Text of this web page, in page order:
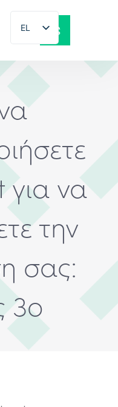
EL
EN
να
την
σας:
3ο